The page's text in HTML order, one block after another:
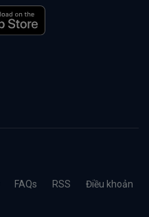
FAQs RSS Điều khoản